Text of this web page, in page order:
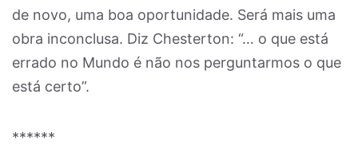
de novo, uma boa oportunidade. Será mais uma
obra inconclusa. Diz Chesterton: “… o que está
errado no Mundo é não nos perguntarmos o que
está certo”.
******